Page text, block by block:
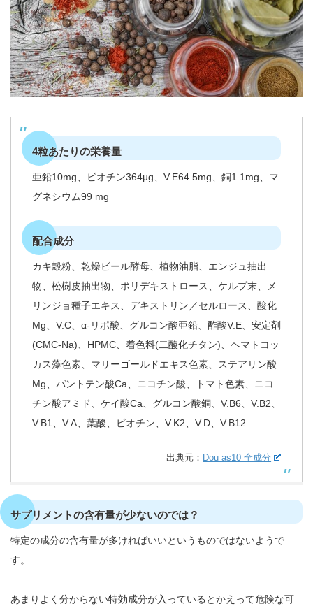
4粒あたりの栄養量
亜鉛10mg、ビオチン364µg、V.E64.5mg、銅1.1mg、マ
グネシウム99 mg
配合成分
カキ殻粉、乾燥ビール酵母、植物油脂、エンジュ抽出
物、松樹皮抽出物、ポリデキストロース、ケルプ末、メ
リンジョ種子エキス、デキストリン／セルロース、酸化
Mg、V.C、α-リポ酸、グルコン酸亜鉛、酢酸V.E、安定剤
(CMC-Na)、HPMC、着色料(二酸化チタン)、ヘマトコッ
カス藻色素、マリーゴールドエキス色素、ステアリン酸
Mg、パントテン酸Ca、ニコチン酸、トマト色素、ニコ
チン酸アミド、ケイ酸Ca、グルコン酸銅、V.B6、V.B2、
V.B1、V.A、葉酸、ビオチン、V.K2、V.D、V.B12
出典元： Dou as10 全成分
サプリメントの含有量が少ないのでは？
特定の成分の含有量が多ければいいというものではないようで
す。
あまりよく分からない特効成分が入っているとかえって危険な可